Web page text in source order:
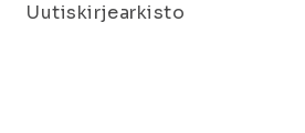
Uutiskirjearkisto